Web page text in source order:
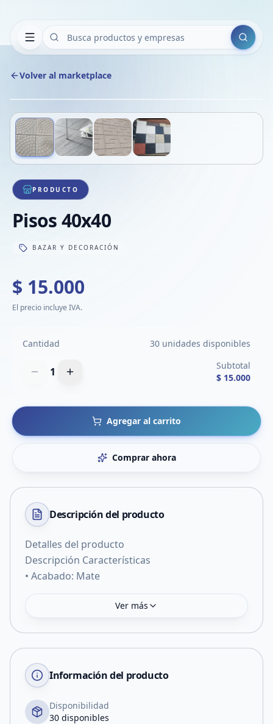
Buscar
Volver al marketplace
1/4
PRODUCTO
Pisos 40x40
BAZAR Y DECORACIÓN
$ 15.000
El precio incluye IVA.
Cantidad 30 unidades disponibles
1
Subtotal
$ 15.000
Agregar al carrito
Comprar ahora
Descripción del producto
Detalles del producto
Descripción Características
• Acabado: Mate
Ver más
Información del producto
Disponibilidad
30 disponibles